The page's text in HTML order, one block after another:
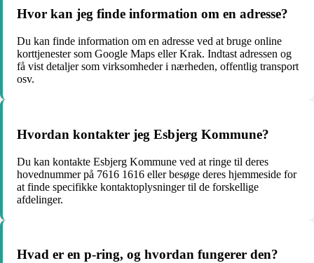
Hvor kan jeg finde information om en adresse?
Du kan finde information om en adresse ved at bruge online
korttjenester som Google Maps eller Krak. Indtast adressen og
få vist detaljer som virksomheder i nærheden, offentlig transport
osv.
Hvordan kontakter jeg Esbjerg Kommune?
Du kan kontakte Esbjerg Kommune ved at ringe til deres
hovednummer på 7616 1616 eller besøge deres hjemmeside for
at finde specifikke kontaktoplysninger til de forskellige
afdelinger.
Hvad er en p-ring, og hvordan fungerer den?